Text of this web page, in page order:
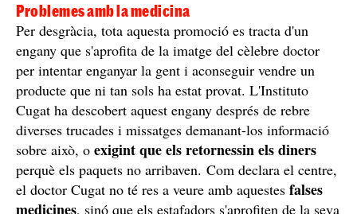
Problemes amb la medicina
Per desgràcia, tota aquesta promoció es tracta d'un
engany que s'aprofita de la imatge del cèlebre doctor
per intentar enganyar la gent i aconseguir vendre un
producte que ni tan sols ha estat provat. L'Instituto
Cugat ha descobert aquest engany després de rebre
diverses trucades i missatges demanant-los informació
sobre això, o exigint que els retornessin els diners
perquè els paquets no arribaven. Com declara el centre,
el doctor Cugat no té res a veure amb aquestes falses
medicines, sinó que els estafadors s'aprofiten de la seva